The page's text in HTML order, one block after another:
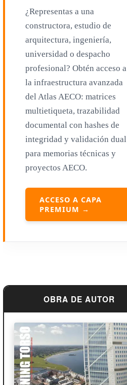
Renzo Piano
Mies van der Rohe
Philip Johnson
Le Corbusier
William Pereira
Frank Lloyd Wright
Louis Sullivan
Miguel Ángel Buonarroti
¿Representas a una
constructora, estudio de
arquitectura, ingeniería,
universidad o despacho
profesional? Obtén acceso a
la infraestructura avanzada
del Atlas AECO: matrices
multietiqueta, trazabilidad
documental con hashes de
integridad y validación dual
para memorias técnicas y
proyectos AECO.
ACCESO A CAPA
PREMIUM →
OBRA DE AUTOR